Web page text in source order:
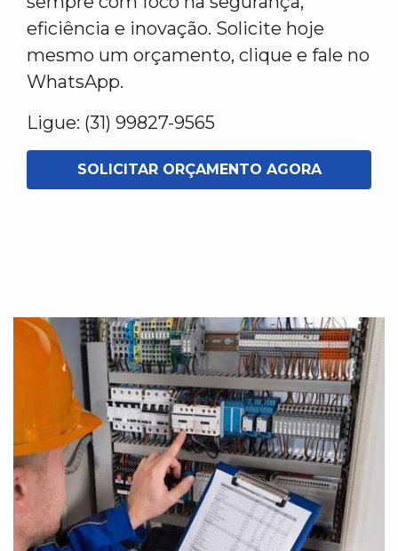
eficiência e inovação. Solicite hoje
mesmo um orçamento, clique e fale no
WhatsApp.
Ligue: (31) 99827-9565
SOLICITAR ORÇAMENTO AGORA